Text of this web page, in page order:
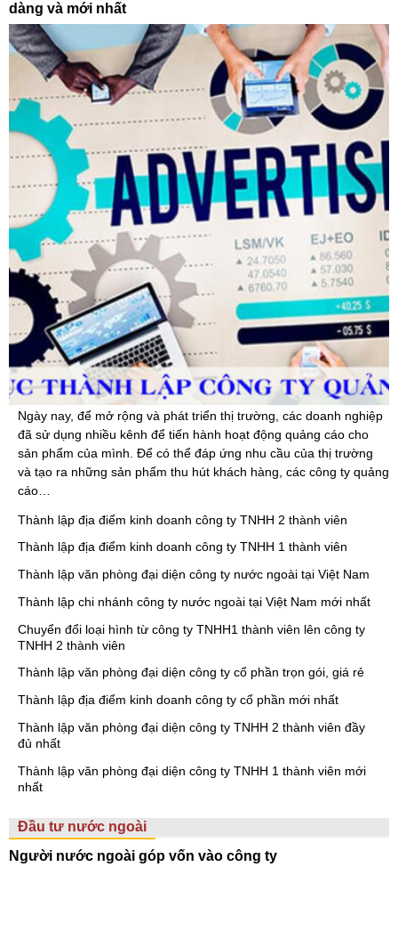
dàng và mới nhất
Ngày nay, để mở rộng và phát triển thị trường, các doanh nghiệp
đã sử dụng nhiều kênh để tiến hành hoạt động quảng cáo cho
sản phẩm của mình. Để có thể đáp ứng nhu cầu của thị trường
và tạo ra những sản phẩm thu hút khách hàng, các công ty quảng
cáo…
Thành lập địa điểm kinh doanh công ty TNHH 2 thành viên
Thành lập địa điểm kinh doanh công ty TNHH 1 thành viên
Thành lập văn phòng đại diện công ty nước ngoài tại Việt Nam
Thành lập chi nhánh công ty nước ngoài tại Việt Nam mới nhất
Chuyển đổi loại hình từ công ty TNHH1 thành viên lên công ty
TNHH 2 thành viên
Thành lập văn phòng đại diện công ty cổ phần trọn gói, giá rẻ
Thành lập địa điểm kinh doanh công ty cổ phần mới nhất
Thành lập văn phòng đại diện công ty TNHH 2 thành viên đầy
đủ nhất
Thành lập văn phòng đại diện công ty TNHH 1 thành viên mới
nhất
Đầu tư nước ngoài
Người nước ngoài góp vốn vào công ty